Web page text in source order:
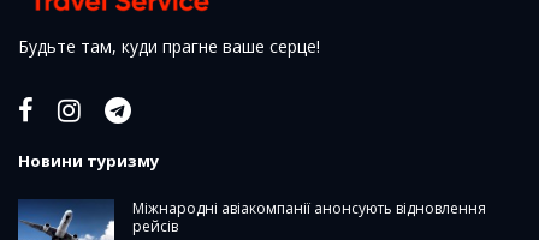
Будьте там, куди прагне ваше серце!
Новини туризму
Міжнародні авіакомпанії анонсують відновлення
рейсів